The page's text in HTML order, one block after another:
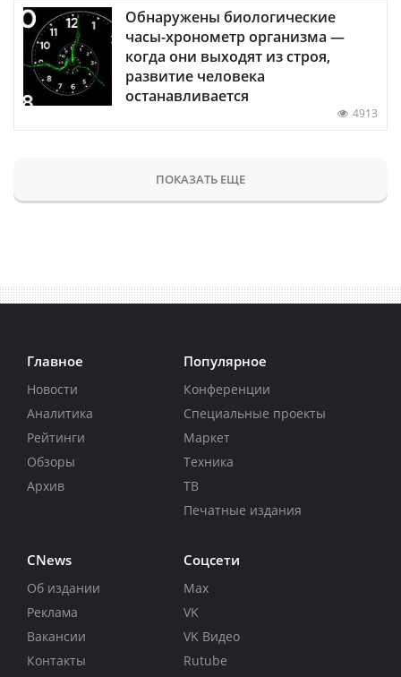
Обнаружены биологические
часы-хронометр организма —
когда они выходят из строя,
развитие человека
останавливается
4913
ПОКАЗАТЬ ЕЩЕ
Главное
Новости
Аналитика
Рейтинги
Обзоры
Архив
Популярное
Конференции
Специальные проекты
Маркет
Техника
ТВ
Печатные издания
CNews
Об издании
Реклама
Вакансии
Контакты
Соцсети
Max
VK
VK Видео
Rutube